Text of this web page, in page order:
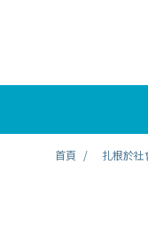
首頁 扎根於社